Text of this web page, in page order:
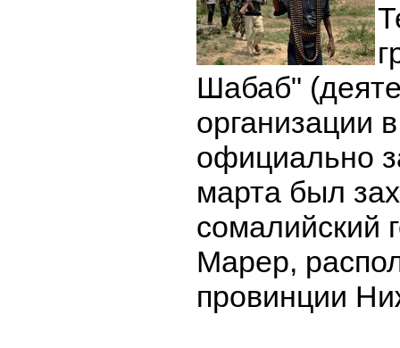
Шабаб"
организации
официально
марта был
сомалийский
Марер,
провинции